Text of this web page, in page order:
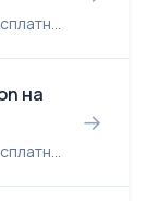
На этой странице вы можете бесплатно читать реферат на английском языке: What is Energy. What is Energy Everything in the universe is either energy or matter. For us humans, energy is the...
на
На этой странице вы можете бесплатно читать реферат на английском языке: Washington. Washington Introduction. Founded in 1790 Washington, D.C. was designed by Major Pierre Charles L'...
→